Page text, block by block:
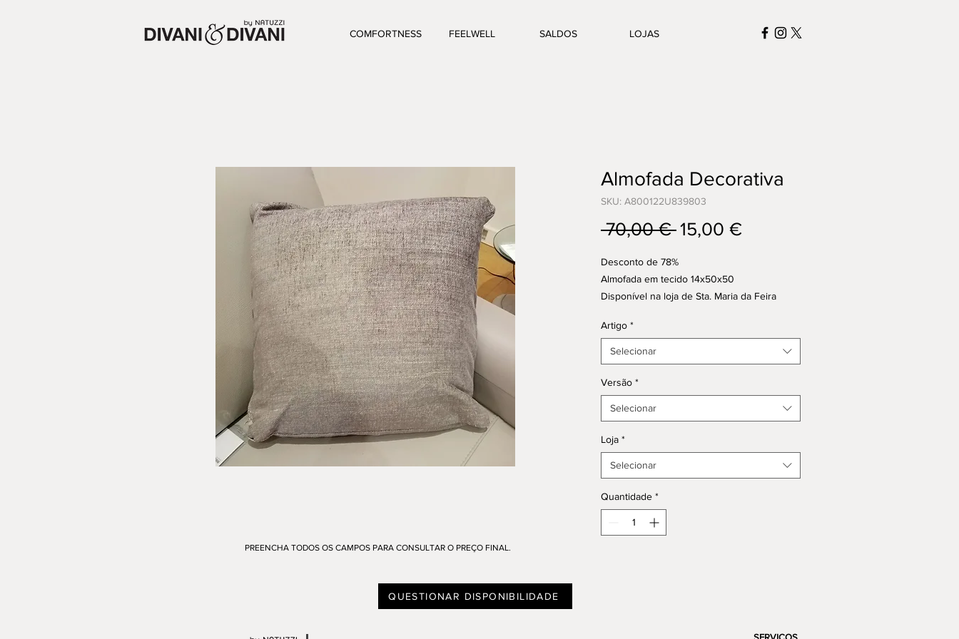
COMFORTNESS FEELWELL SALDOS LOJAS
Almofada Decorativa
SKU: A800122U839803
70,00 € Preço
15,00 €Preço
Desconto de 78%
Almofada em tecido 14x50x50
Disponível na loja de Sta. Maria da Feira
Artigo *
Selecionar
Versão *
Selecionar
Loja *
Selecionar
Quantidade *
QUESTIONAR DISPONIBILIDADE
PREENCHA TODOS OS CAMPOS PARA CONSULTAR O PREÇO FINAL.